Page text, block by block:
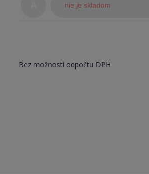
nie je skladom
Bez možností odpočtu DPH